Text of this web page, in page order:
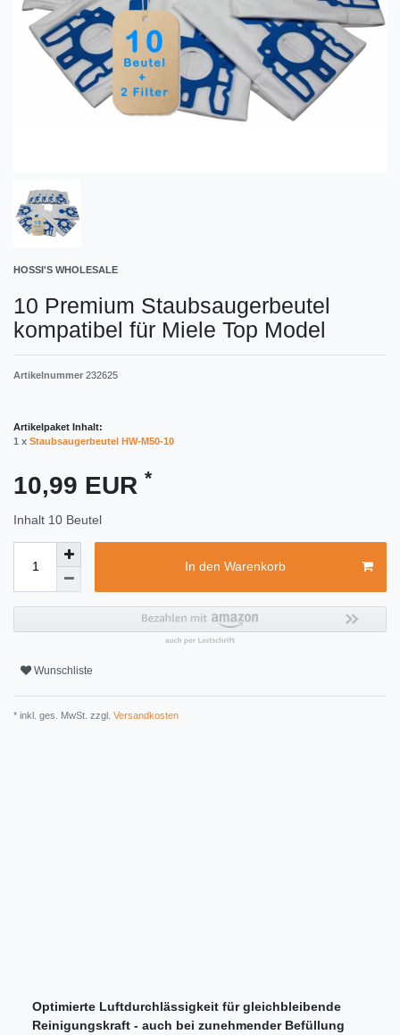
HOSSI'S WHOLESALE
10 Premium Staubsaugerbeutel
kompatibel für Miele Top Model
Artikelnummer 232625
Artikelpaket Inhalt:
1 x Staubsaugerbeutel HW-M50-10
10,99 EUR *
Inhalt 10 Beutel
In den Warenkorb
Wunschliste
* inkl. ges. MwSt. zzgl. Versandkosten
Optimierte Luftdurchlässigkeit für gleichbleibende
Reinigungskraft - auch bei zunehmender Befüllung